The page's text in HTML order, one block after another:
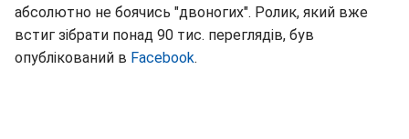
абсолютно не боячись "двоногих". Ролик, який вже
встиг зібрати понад 90 тис. переглядів, був
опублікований в Facebook.